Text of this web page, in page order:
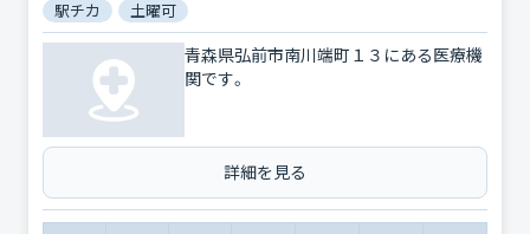
駅チカ 土曜可
青森県弘前市南川端町１３にある医療機
関です。
詳細を見る